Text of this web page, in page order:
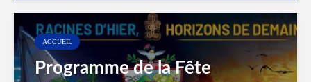
ACCUEIL
Programme de la Fête